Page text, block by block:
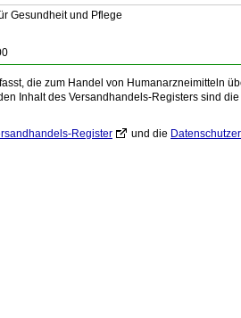
Gesundheit und Pflege
die zum Handel von Humanarzneimitteln
Inhalt des Versandhandels-Registers sind
Register und die